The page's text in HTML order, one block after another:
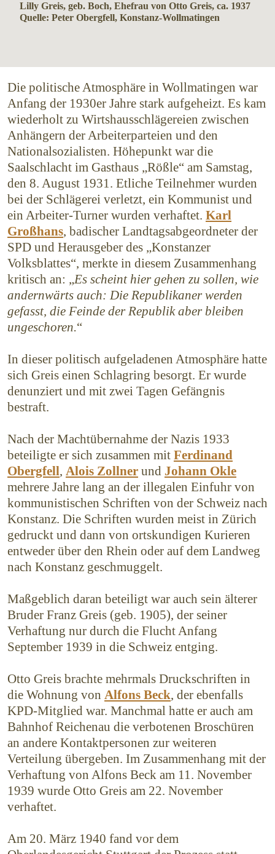
Lilly Greis, geb. Boch, Ehefrau von Otto Greis, ca. 1937
Quelle: Peter Obergfell, Konstanz-Wollmatingen
Die politische Atmosphäre in Wollmatingen war
Anfang der 1930er Jahre stark aufgeheizt. Es kam
wiederholt zu Wirtshaus­schlägereien zwischen
Anhängern der Arbeiter­parteien und den
Nationalsozialisten. Höhe­punkt war die
Saalschlacht im Gasthaus „Rößle“ am Samstag,
den 8. August 1931. Etliche Teilnehmer wurden
bei der Schlägerei verletzt, ein Kommunist und
ein Arbeiter-Turner wurden verhaftet. Karl
Großhans, badischer Landtags­abgeordneter der
SPD und Herausgeber des „Konstanzer
Volksblattes“, merkte in diesem Zusammenhang
kritisch an: „Es scheint hier gehen zu sollen, wie
andernwärts auch: Die Republikaner werden
gefasst, die Feinde der Republik aber bleiben
ungeschoren.“
In dieser politisch aufgeladenen Atmosphäre hatte
sich Greis einen Schlagring besorgt. Er wurde
denunziert und mit zwei Tagen Gefängnis
bestraft.
Nach der Machtübernahme der Nazis 1933
beteiligte er sich zusammen mit Ferdinand
Obergfell, Alois Zollner und Johann Okle
mehrere Jahre lang an der illegalen Einfuhr von
kommunistischen Schriften von der Schweiz nach
Konstanz. Die Schriften wurden meist in Zürich
gedruckt und dann von ortskundigen Kurieren
entweder über den Rhein oder auf dem Landweg
nach Konstanz geschmuggelt.
Maßgeblich daran beteiligt war auch sein älterer
Bruder Franz Greis (geb. 1905), der seiner
Verhaftung nur durch die Flucht Anfang
September 1939 in die Schweiz entging.
Otto Greis brachte mehrmals Druckschriften in
die Wohnung von Alfons Beck, der ebenfalls
KPD-Mitglied war. Manchmal hatte er auch am
Bahnhof Reichenau die verbotenen Broschüren
an andere Kontaktpersonen zur weiteren
Verteilung übergeben. Im Zusammenhang mit der
Verhaftung von Alfons Beck am 11. November
1939 wurde Otto Greis am 22. November
verhaftet.
Am 20. März 1940 fand vor dem